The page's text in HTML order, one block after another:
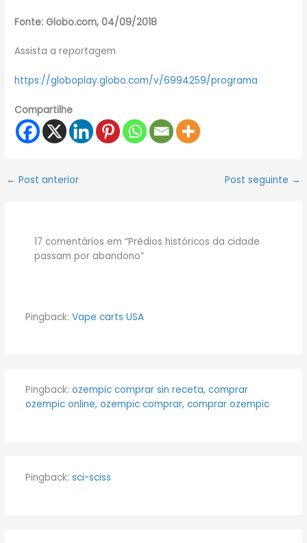
Fonte: Globo.com, 04/09/2018
Assista a reportagem
https://globoplay.globo.com/v/6994259/programa
Compartilhe
← Post anterior Post seguinte →
17 comentários em “Prédios históricos da cidade
passam por abandono”
Pingback: Vape carts USA
Pingback: ozempic comprar sin receta, comprar
ozempic online, ozempic comprar, comprar ozempic
Pingback: sci-sciss